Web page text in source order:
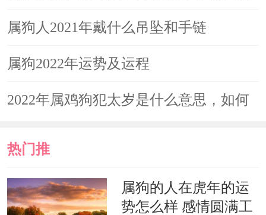
健康
属狗人2021年戴什么吊坠和手链
属狗2022年运势及运程
2022年属鸡狗犯太岁是什么意思，如何
热门推
荐
属狗的人在虎年的运
势怎么样 感情圆满工